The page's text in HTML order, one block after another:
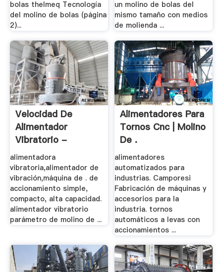
bolas thelmeq Tecnología
del molino de bolas (página
2)...
un molino de bolas del
mismo tamaño con medios
de molienda ...
Velocidad De
Alimentador
Vibratorio -
Trituradoras .
alimentadora
vibratoria,alimentador de
vibración,máquina de . de
accionamiento simple,
compacto, alta capacidad.
alimentador vibratorio
parámetro de molino de ...
Alimentadores Para
Tornos Cnc | Molino
De .
alimentadores
automatizados para
industrias. Camporesi
Fabricación de máquinas y
accesorios para la
industria. tornos
automáticos a levas con
accionamientos ...